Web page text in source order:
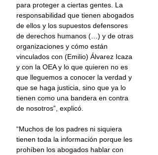
para proteger a ciertas gentes. La
responsabilidad que tienen abogados
de ellos y los supuestos defensores
de derechos humanos (…) y de otras
organizaciones y cómo están
vinculados con (Emilio) Álvarez Icaza
y con la OEA y lo que quieren no es
que lleguemos a conocer la verdad y
que se haga justicia, sino que ya lo
tienen como una bandera en contra
de nosotros”, explicó.
“Muchos de los padres ni siquiera
tienen toda la información porque les
prohíben los abogados hablar con